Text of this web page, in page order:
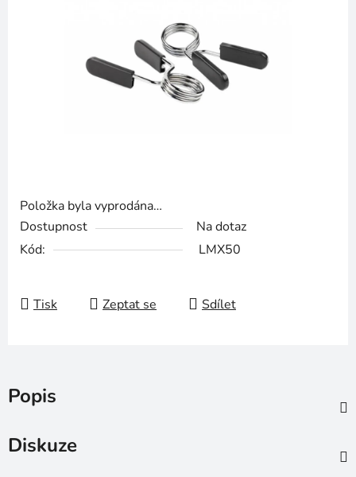
Položka byla vyprodána…
Dostupnost
Na dotaz
Kód:
LMX50
Tisk Zeptat se Sdílet
Popis
Diskuze